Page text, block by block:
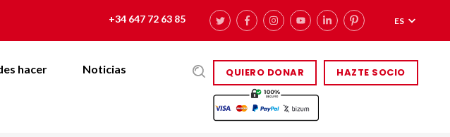
+34 647 72 63 85 ES
QUIERO DONAR HAZTE SOCIO
hacer Noticias